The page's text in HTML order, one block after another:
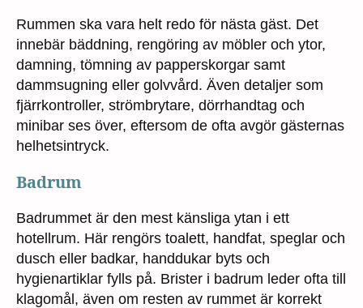
Rummen ska vara helt redo för nästa gäst. Det
innebär bäddning, rengöring av möbler och ytor,
damning, tömning av papperskorgar samt
dammsugning eller golvvård. Även detaljer som
fjärrkontroller, strömbrytare, dörrhandtag och
minibar ses över, eftersom de ofta avgör gästernas
helhetsintryck.
Badrum
Badrummet är den mest känsliga ytan i ett
hotellrum. Här rengörs toalett, handfat, speglar och
dusch eller badkar, handdukar byts och
hygienartiklar fylls på. Brister i badrum leder ofta till
klagomål, även om resten av rummet är korrekt